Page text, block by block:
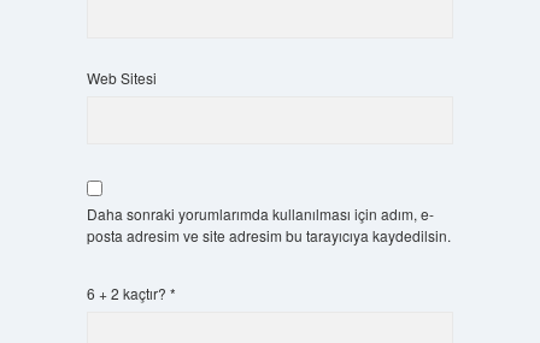
Web Sitesi
Daha sonraki yorumlarımda kullanılması için adım, e-
posta adresim ve site adresim bu tarayıcıya kaydedilsin.
6 + 2 kaçtır? *